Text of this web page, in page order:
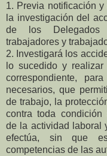
1. Previa notificación
la investigación del
de los Delegados
trabajadores y
2. Investigará los
lo sucedido y
correspondiente,
necesarios, que
de trabajo, la
contra toda
de la actividad laboral
efectúa, sin que
competencias de las